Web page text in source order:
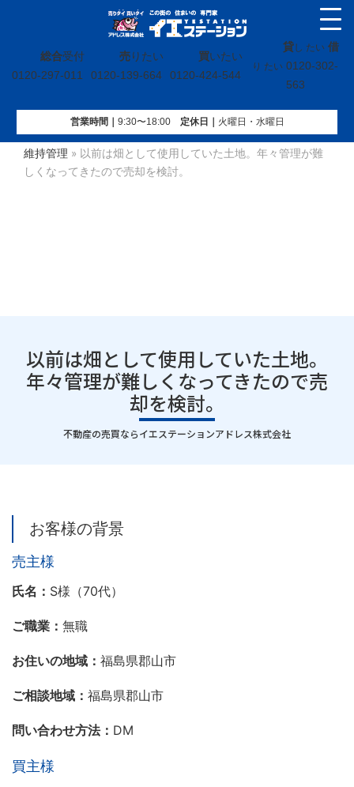
総合受付
0120-297-011
売りたい
0120-139-664
買いたい
0120-424-544
貸し たい 借
り たい 0120-302-
563
営業時間｜ 9:30〜18:00定休⽇｜ 火曜⽇・水曜⽇
イエステーション»お客様の事例»売りたいお客様の事例»
維持管理 » 以前は畑として使用していた土地。年々管理が難
しくなってきたので売却を検討。
以前は畑として使用していた土地。
年々管理が難しくなってきたので売
却を検討。
｜
不動産の売買ならイエステーションアドレス株式会社
お客様の背景
売主様
氏名 ： S様（70代）
ご職業： 無職
お住いの地域： 福島県郡山市
ご相談地域： 福島県郡山市
問い合わせ方法： DM
買主様